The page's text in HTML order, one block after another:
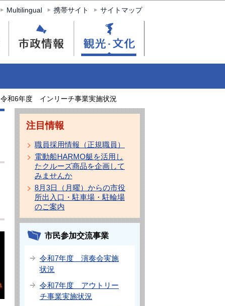
Multilingual 携帯サイト サイトマップ
令和6年度 インリーチ事業実施状況
注目情報
職員採用情報（正規職員）
電動船HARMO艇を活用し
たクルーズ商品を企画して
みませんか
8月3日（月曜）からの市役
所出入口・駐車場・駐輪場
のご案内
市民参加交流事業
令和7年度 演奏会実施
状況
令和7年度 アウトリー
チ事業実施状況